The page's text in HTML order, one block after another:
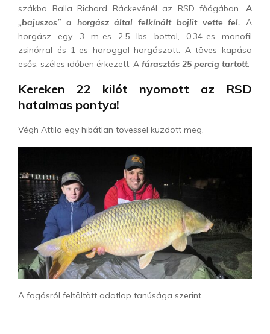
szákba Balla Richard Ráckevénél az RSD főágában. A
„bajuszos” a horgász által felkínált bojlit vette fel. A
horgász egy 3 m-es 2,5 lbs bottal, 0.34-es monofil
zsinórral és 1-es horoggal horgászott. A töves kapása
esős, széles időben érkezett. A fárasztás 25 percig tartott.
Kereken 22 kilót nyomott az RSD
hatalmas pontya!
Végh Attila egy hibátlan tövessel küzdött meg.
A fogásról feltöltött adatlap tanúsága szerint